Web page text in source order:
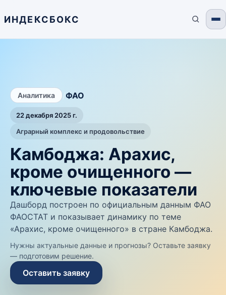
ИНДЕКСБОКС
Аналитика ФАО
22 декабря 2025 г.
Аграрный комплекс и продовольствие
Камбоджа: Арахис,
кроме очищенного —
ключевые показатели
Дашборд построен по официальным данным ФАО
ФАОСТАТ и показывает динамику по теме
«Арахис, кроме очищенного» в стране Камбоджа.
Нужны актуальные данные и прогнозы? Оставьте заявку
— подготовим решение.
Оставить заявку